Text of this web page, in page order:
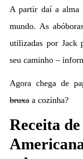
A partir daí a alma
mundo. As
utilizadas por Jack
seu caminho –
Agora chega de
bruxa a cozinha?
Receita